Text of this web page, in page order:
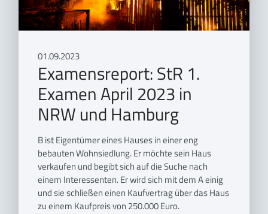
01.09.2023
Examensreport: StR 1.
Examen April 2023 in
NRW und Hamburg
B ist Eigentümer eines Hauses in einer eng
bebauten Wohnsiedlung. Er möchte sein Haus
verkaufen und begibt sich auf die Suche nach
einem Interessenten. Er wird sich mit dem A einig
und sie schließen einen Kaufvertrag über das Haus
zu einem Kaufpreis von 250.000 Euro.